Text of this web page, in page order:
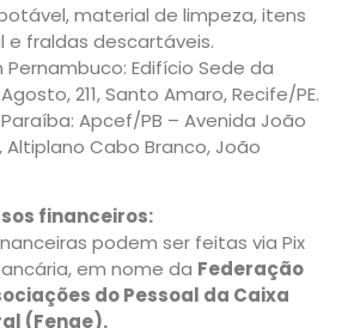
material de limpeza, itens
e fraldas descartáveis.
Edifício Sede da
211, Santo Amaro, Recife/PE.
Apcef/PB – Avenida João
Altiplano Cabo Branco, João
financeiros:
podem ser feitas via Pix
em nome da Federação
do Pessoal da Caixa
(Fenae).